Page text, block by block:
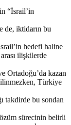
“İsrail’in
de, iktidarın bu
hedefi haline
ilişkilerde
Ortadoğu’da kazan
Türkiye
takdirde bu sondan
sürecinin belirli